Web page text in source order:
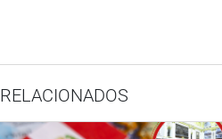
RELACIONADOS